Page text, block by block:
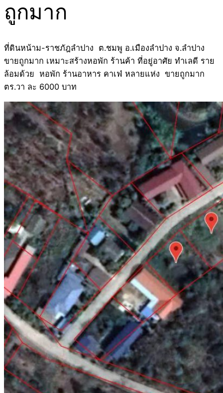
ถูกมาก
ที่ดินหน้าม-ราชภัฎลำปาง ต.ชมพู อ.เมืองลำปาง จ.ลำปาง
ขายถูกมาก เหมาะสร้างหอพัก ร้านค้า ที่อยู่อาศัย ทำเลดี ราย
ล้อมด้วย หอพัก ร้านอาหาร คาเฟ่ หลายแห่ง ขายถูกมาก
ตร.วา ละ 6000 บาท